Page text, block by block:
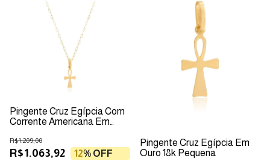
Pingente Cruz Egípcia Com
Corrente Americana Em
R$1.063,92
R$1.209,00
12% OFF
Pingente Cruz Egípcia Em
Ouro 18k Pequena